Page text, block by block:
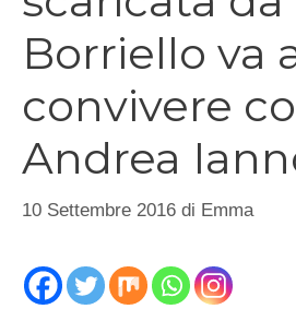
Borriello va
convivere
Andrea
10 Settembre 2016 di Emma